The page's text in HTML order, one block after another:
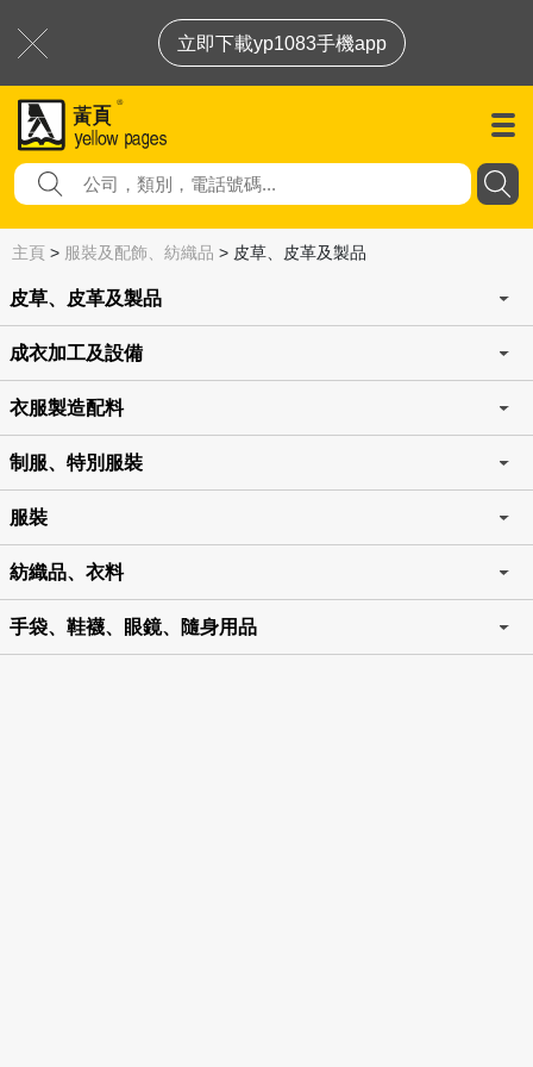
立即下載yp1083手機app
主頁 > 服裝及配飾、紡織品 > 皮草、皮革及製品
皮草、皮革及製品
成衣加工及設備
衣服製造配料
制服、特別服裝
服裝
紡織品、衣料
手袋、鞋襪、眼鏡、隨身用品